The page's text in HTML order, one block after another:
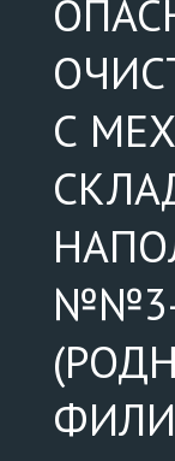
С
№№3-